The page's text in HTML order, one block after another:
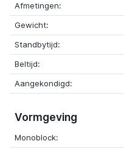
Afmetingen:
Gewicht:
Standbytijd:
Beltijd:
Aangekondigd:
Vormgeving
Monoblock: